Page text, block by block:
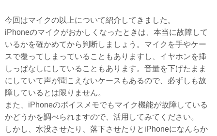
今回はマイクの以上について紹介してきました。
iPhoneのマイクがおかしくなったときは、本当に故障して
いるかを確かめてから判断しましょう。マイクを手やケー
スで覆ってしまっていることもありますし、イヤホンを挿
しっぱなしにしていることもあります。音量を下げたまま
にしていて声が聞こえないケースもあるので、必ずしも故
障しているとは限りません。
また、iPhoneのボイスメモでもマイク機能が故障している
かどうかを調べられますので、活用してみてください。
しかし、水没させたり、落下させたりとiPhoneになんらか